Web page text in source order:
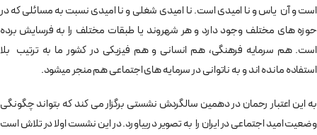
است و آن یاس و نا امیدی است. نا امیدی شغلی و نا امیدی نسبت به مسائلی که در
حوزه های مختلف وجود دارد و هر شهروند یا طبقات مختلف را به فرسایش برده
است. هم سرمایه فرهنگی، هم انسانی و هم فیزیکی در کشور ما به ترتیب بلا
استفاده مانده اند و به ناتوانی در سرمایه های اجتماعی هم منجر میشود.
به این اعتبار رحمان در دهمین سالگردش نشستی برگزار می کند که بتواند چگونگی
وضعیت امید اجتماعی در ایران را به تصویر دربیاورد. در این نشست اولا در تلاش است